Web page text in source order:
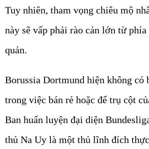
Tuy nhiên, tham vọng chiêu mộ
này sẽ vấp phải rào cản lớn từ
quản.
Borussia Dortmund hiện không có
trong việc bán rẻ hoặc để trụ cột
Ban huấn luyện đại diện
thủ Na Uy là một thủ lĩnh đích